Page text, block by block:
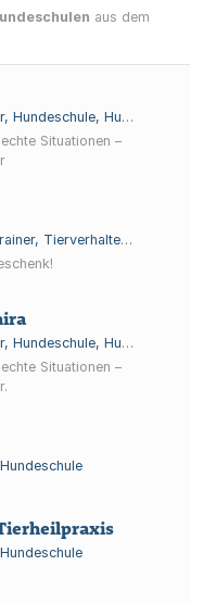
aus dem
Hundetraining
Situationen –
Tierverhaltensberatung, Hundeschule
Hundetraining
Situationen –
Hundeschule
Hundeschule